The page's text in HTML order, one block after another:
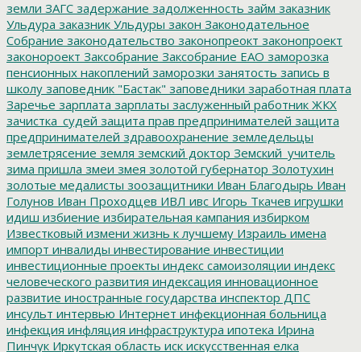
земли ЗАГС задержание задолженность займ заказник
Ульдура заказник Ульдуры закон Законодательное
Собрание законодательство законопреокт законопроект
законороект Заксобрание Заксобрание ЕАО заморозка
пенсионных накоплений заморозки занятость запись в
школу заповедник "Бастак" заповедники заработная плата
Заречье зарплата зарплаты заслуженный работник ЖКХ
зачистка_судей защита прав предпринимателей защита
предпринимателей здравоохранение земледельцы
землетрясение земля земский доктор Земский_учитель
зима пришла змеи змея золотой губернатор Золотухин
золотые медалисты зоозащитники Иван Благодырь Иван
Голунов Иван Проходцев ИВЛ ивс Игорь Ткачев игрушки
идиш избиение избирательная кампания избирком
Известковый измени жизнь к лучшему Израиль имена
импорт инвалиды инвестирование инвестиции
инвестиционные проекты индекс самоизоляции индекс
человеческого развития индексация инновационное
развитие иностранные государства инспектор ДПС
инсульт интервью Интернет инфекционная больница
инфекция инфляция инфраструктура ипотека Ирина
Пинчук Иркутская область иск искусственная елка